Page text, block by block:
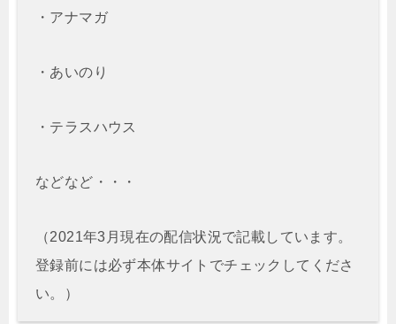
・アナマガ
・あいのり
・テラスハウス
などなど・・・
（2021年3月現在の配信状況で記載しています。
登録前には必ず本体サイトでチェックしてくださ
い。）